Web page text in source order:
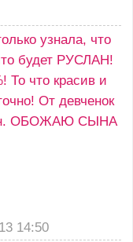
узнала, что
будет РУСЛАН!
То что красив и
От девченок
ОБОЖАЮ СЫНА
14:50